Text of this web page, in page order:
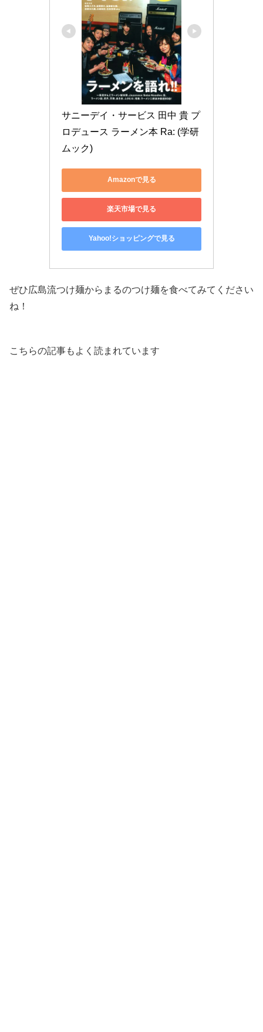
サニーデイ・サービス 田中 貴 プ
ロデュース ラーメン本 Ra: (学研
ムック)
Amazonで見る
楽天市場で見る
Yahoo!ショッピングで見る
ぜひ広島流つけ麺からまるのつけ麺を食べてみてください
ね！
こちらの記事もよく読まれています